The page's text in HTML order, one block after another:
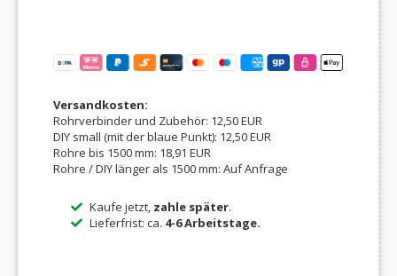
Versandkosten:
Rohrverbinder und Zubehör: 12,50 EUR
DIY small (mit der blaue Punkt): 12,50 EUR
Rohre bis 1500 mm: 18,91 EUR
Rohre / DIY länger als 1500 mm: Auf Anfrage
Kaufe jetzt, zahle später.
Lieferfrist: ca. 4-6 Arbeitstage.